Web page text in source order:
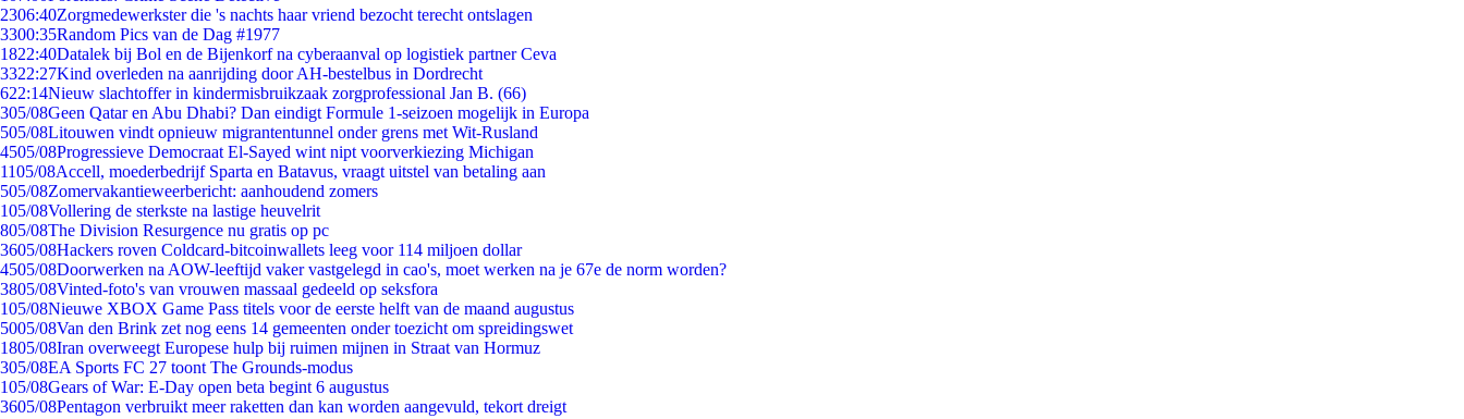
2306:40Zorgmedewerkster die 's nachts haar vriend bezocht terecht ontslagen
3300:35Random Pics van de Dag #1977
1822:40Datalek bij Bol en de Bijenkorf na cyberaanval op logistiek partner Ceva
3322:27Kind overleden na aanrijding door AH-bestelbus in Dordrecht
622:14Nieuw slachtoffer in kindermisbruikzaak zorgprofessional Jan B. (66)
305/08Geen Qatar en Abu Dhabi? Dan eindigt Formule 1-seizoen mogelijk in Europa
505/08Litouwen vindt opnieuw migrantentunnel onder grens met Wit-Rusland
4505/08Progressieve Democraat El-Sayed wint nipt voorverkiezing Michigan
1105/08Accell, moederbedrijf Sparta en Batavus, vraagt uitstel van betaling aan
505/08Zomervakantieweerbericht: aanhoudend zomers
105/08Vollering de sterkste na lastige heuvelrit
805/08The Division Resurgence nu gratis op pc
3605/08Hackers roven Coldcard-bitcoinwallets leeg voor 114 miljoen dollar
4505/08Doorwerken na AOW-leeftijd vaker vastgelegd in cao's, moet werken na je 67e de norm worden?
3805/08Vinted-foto's van vrouwen massaal gedeeld op seksfora
105/08Nieuwe XBOX Game Pass titels voor de eerste helft van de maand augustus
5005/08Van den Brink zet nog eens 14 gemeenten onder toezicht om spreidingswet
1805/08Iran overweegt Europese hulp bij ruimen mijnen in Straat van Hormuz
305/08EA Sports FC 27 toont The Grounds-modus
105/08Gears of War: E-Day open beta begint 6 augustus
3605/08Pentagon verbruikt meer raketten dan kan worden aangevuld, tekort dreigt